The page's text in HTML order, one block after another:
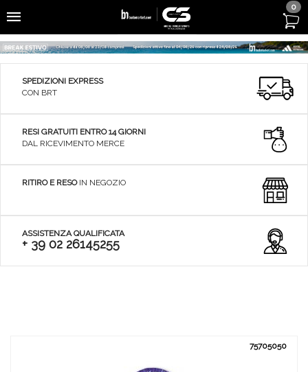
0
SPEDIZIONI EXPRESS
CON BRT
RESI GRATUITI ENTRO 14 GIORNI
DAL RICEVIMENTO MERCE
RITIRO E RESOIN NEGOZIO
ASSISTENZA QUALIFICATA
+ 39 02 26145255
75705050